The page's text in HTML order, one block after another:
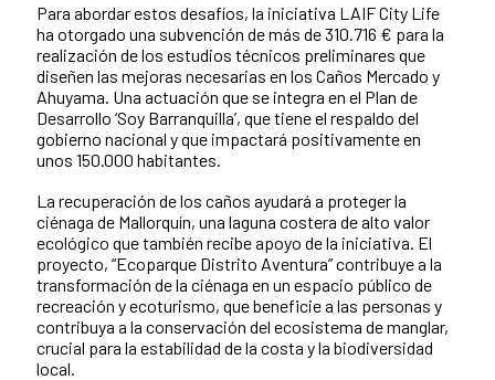
Para abordar estos desafíos, la iniciativa LAIF City Life
ha otorgado una subvención de más de 310.716 € para la
realización de los estudios técnicos preliminares que
diseñen las mejoras necesarias en los Caños Mercado y
Ahuyama. Una actuación que se integra en el Plan de
Desarrollo ‘Soy Barranquilla’, que tiene el respaldo del
gobierno nacional y que impactará positivamente en
unos 150.000 habitantes.
La recuperación de los caños ayudará a proteger la
ciénaga de Mallorquín, una laguna costera de alto valor
ecológico que también recibe apoyo de la iniciativa. El
proyecto, “Ecoparque Distrito Aventura” contribuye a la
transformación de la ciénaga en un espacio público de
recreación y ecoturismo, que beneficie a las personas y
contribuya a la conservación del ecosistema de manglar,
crucial para la estabilidad de la costa y la biodiversidad
local.